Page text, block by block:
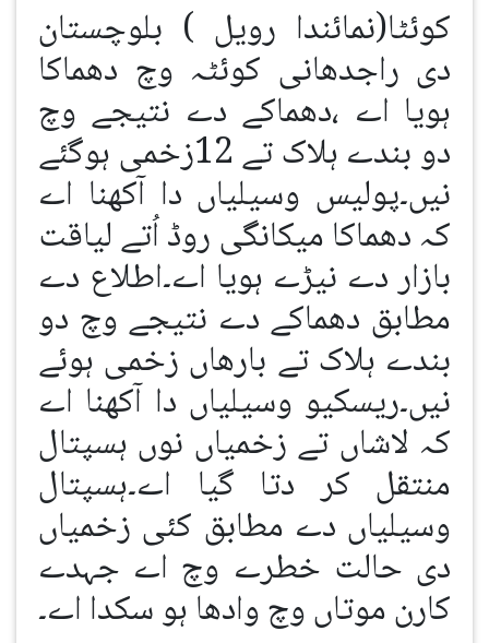
کوئٹا(نمائندا رویل ) بلوچستان
دی راجدھانی کوئٹہ وچ دھماکا
ہویا اے ،دھماکے دے نتیجے وچ
دو بندے ہلاک تے 12زخمی ہوگئے
نیں۔پولیس وسیلیاں دا آکھنا اے
کہ دھماکا میکانگی روڈ اُتے لیاقت
بازار دے نیڑے ہویا اے۔اطلاع دے
مطابق دھماکے دے نتیجے وچ دو
بندے ہلاک تے بارھاں زخمی ہوئے
نیں۔ریسکیو وسیلیاں دا آکھنا اے
کہ لاشاں تے زخمیاں نوں ہسپتال
منتقل کر دتا گیا اے۔ہسپتال
وسیلیاں دے مطابق کئی زخمیاں
دی حالت خطرے وچ اے جہدے
کارن موتاں وچ وادھا ہو سکدا اے۔